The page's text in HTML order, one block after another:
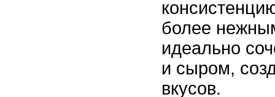
более
идеально
и сыром,
вкусов.